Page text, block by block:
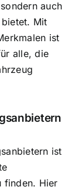
auch
Mit
ist
alle, die
ist
finden. Hier